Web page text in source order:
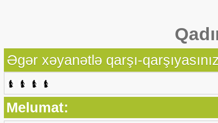
Əgər xəyanətlə qarşı-
Melumat: